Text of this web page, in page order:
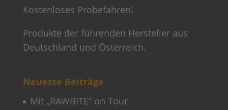
Kostenloses Probefahren!
Produkte der führenden Hersteller aus
Deutschland und Österreich.
Neueste Beiträge
Mit „RAWBITE“ on Tour